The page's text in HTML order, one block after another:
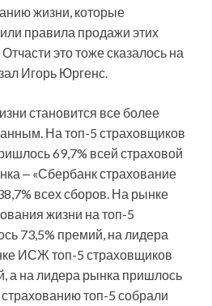
жизни, которые
правила продажи этих
это тоже сказалось на
Игорь Юргенс.
становится все более
На топ-5 страховщиков
69,7% всей страховой
‒ «Сбербанк страхование
всех сборов. На рынке
жизни на топ-5
73,5% премий, на лидера
ИСЖ топ-5 страховщиков
а на лидера рынка пришлось
топ-5 собрали